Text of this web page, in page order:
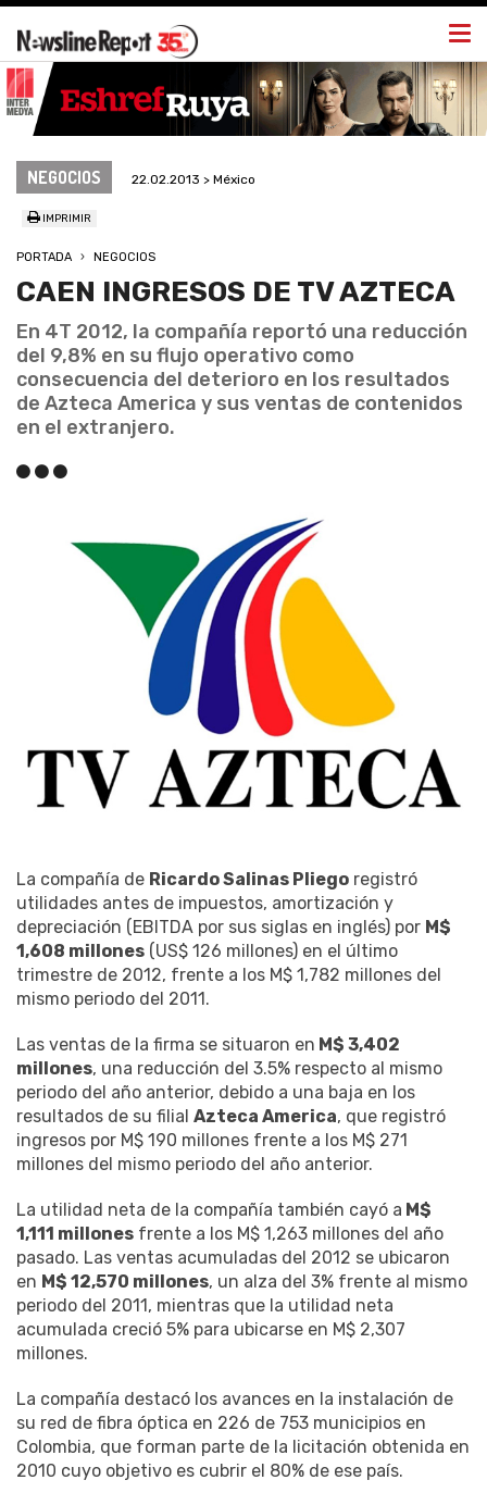
NEGOCIOS 22.02.2013 > México
IMPRIMIR
PORTADA NEGOCIOS
CAEN INGRESOS DE TV AZTECA
En 4T 2012, la compañía reportó una reducción
del 9,8% en su flujo operativo como
consecuencia del deterioro en los resultados
de Azteca America y sus ventas de contenidos
en el extranjero.
La compañía de Ricardo Salinas Pliego registró
utilidades antes de impuestos, amortización y
depreciación (EBITDA por sus siglas en inglés) por M$
1,608 millones (US$ 126 millones) en el último
trimestre de 2012, frente a los M$ 1,782 millones del
mismo periodo del 2011.
Las ventas de la firma se situaron en M$ 3,402
millones, una reducción del 3.5% respecto al mismo
periodo del año anterior, debido a una baja en los
resultados de su filial Azteca America, que registró
ingresos por M$ 190 millones frente a los M$ 271
millones del mismo periodo del año anterior.
La utilidad neta de la compañía también cayó a M$
1,111 millones frente a los M$ 1,263 millones del año
pasado. Las ventas acumuladas del 2012 se ubicaron
en M$ 12,570 millones, un alza del 3% frente al mismo
periodo del 2011, mientras que la utilidad neta
acumulada creció 5% para ubicarse en M$ 2,307
millones.
La compañía destacó los avances en la instalación de
su red de fibra óptica en 226 de 753 municipios en
Colombia, que forman parte de la licitación obtenida en
2010 cuyo objetivo es cubrir el 80% de ese país.